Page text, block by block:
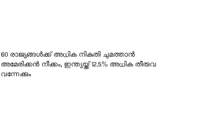
60 രാജ്യങ്ങൾക്ക് അധിക നികുതി ചുമത്താൻ
അമേരിക്കൻ നീക്കം, ഇന്ത്യയ്ക്ക് 12.5% അധിക തീരുവ
വന്നേക്കും